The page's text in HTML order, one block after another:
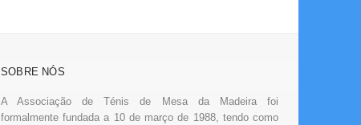
SOBRE NÓS
A Associação de Ténis de Mesa da Madeira foi
formalmente fundada a 10 de março de 1988, tendo como